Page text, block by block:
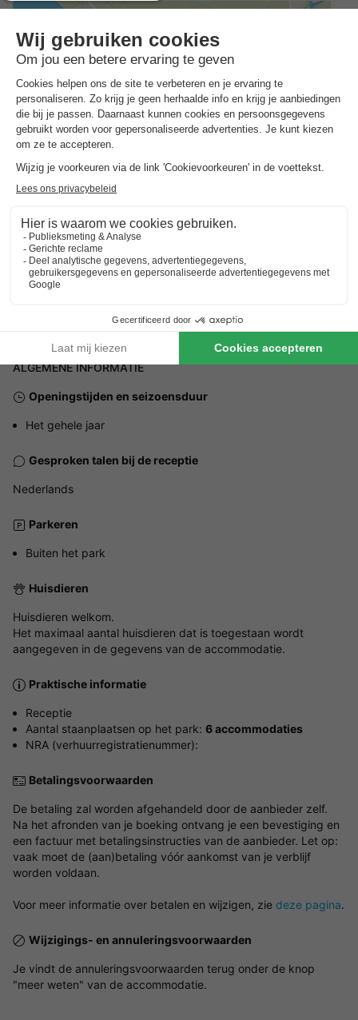
Adres
Oppen Swolle 25
Hoe kom je er?
Busstation Zieltje
ALGEMENE INFORMATIE
Openingstijden en seizoensduur
Het gehele jaar
Gesproken talen bij de receptie
Nederlands
Parkeren
Buiten het park
Huisdieren
Huisdieren welkom.
Het maximaal aantal huisdieren dat is toegestaan wordt
aangegeven in de gegevens van de accommodatie.
Praktische informatie
Receptie
Aantal staanplaatsen op het park: 6 accommodaties
NRA (verhuurregistratienummer):
Betalingsvoorwaarden
De betaling zal worden afgehandeld door de aanbieder zelf.
Na het afronden van je boeking ontvang je een bevestiging en
een factuur met betalingsinstructies van de aanbieder. Let op:
vaak moet de (aan)betaling vóór aankomst van je verblijf
worden voldaan.
Voor meer informatie over betalen en wijzigen, zie deze pagina.
Wijzigings- en annuleringsvoorwaarden
Je vindt de annuleringsvoorwaarden terug onder de knop
"meer weten" van de accommodatie.